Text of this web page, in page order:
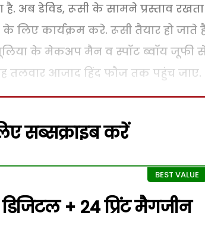
अब डेविड, रूसी के सामने प्रस्ताव
कार्यक्रम करे. रूसी तैयार हो जाते
के मेकअप मैन व स्पॉट ब्वॉय जूफी
तलवार आजाद हिंद फौज तक पहुंच जाए.
सब्सक्राइब करें
डिजिटल + 24 प्रिंट मैगजीन